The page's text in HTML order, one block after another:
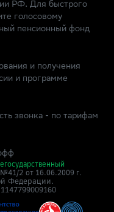
РФ. Для быстрого
голосовому
пенсионный фонд
и получения
и программе
звонка - по тарифам
№41/2 от 16.06.2009 г.
Федерации.